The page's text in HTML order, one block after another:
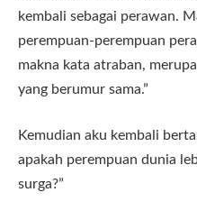
kembali sebagai perawan.
perempuan-perempuan
makna kata atraban,
yang berumur sama.”
Kemudian aku kembali
apakah perempuan dunia
surga?”